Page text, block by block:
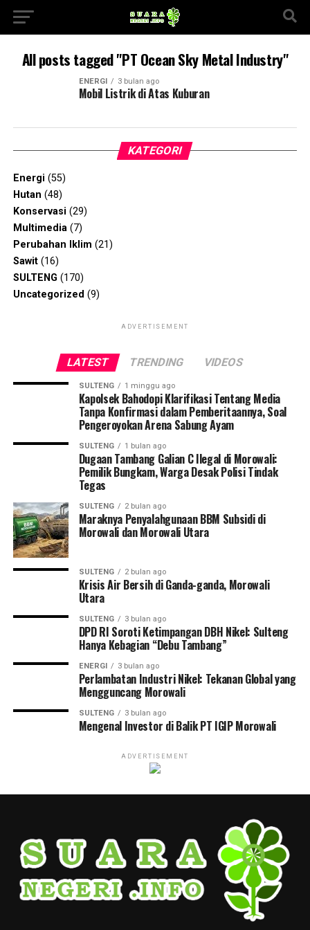
All posts tagged "PT Ocean Sky Metal Industry"
ENERGI 3 bulan ago
Mobil Listrik di Atas Kuburan
KATEGORI
Energi (55)
Hutan (48)
Konservasi (29)
Multimedia(7)
Perubahan Iklim (21)
Sawit(16)
SULTENG (170)
Uncategorized (9)
ADVERTISEMENT
LATEST TRENDING VIDEOS
SULTENG 1 minggu ago
Kapolsek Bahodopi Klarifikasi Tentang Media
Tanpa Konfirmasi dalam Pemberitaannya, Soal
Pengeroyokan Arena Sabung Ayam
SULTENG 1 bulan ago
Dugaan Tambang Galian C Ilegal di Morowali:
Pemilik Bungkam, Warga Desak Polisi Tindak
Tegas
SULTENG 2 bulan ago
Maraknya Penyalahgunaan BBM Subsidi di
Morowali dan Morowali Utara
SULTENG 2 bulan ago
Krisis Air Bersih di Ganda-ganda, Morowali
Utara
SULTENG 3 bulan ago
DPD RI Soroti Ketimpangan DBH Nikel: Sulteng
Hanya Kebagian “Debu Tambang”
ENERGI 3 bulan ago
Perlambatan Industri Nikel: Tekanan Global yang
Mengguncang Morowali
SULTENG 3 bulan ago
Mengenal Investor di Balik PT IGIP Morowali
ADVERTISEMENT